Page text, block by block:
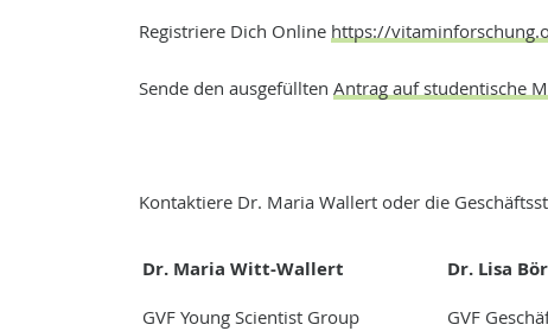
Registriere Dich Online https://
Sende den ausgefüllten Antrag auf studentische
Kontaktiere Dr. Maria Wallert oder die
Dr. Maria Witt-Wallert Dr. Lisa
GVF Young Scientist Group GVF